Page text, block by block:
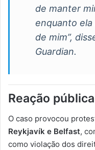
de manter
enquanto
de mim”,
Guardian.
Reação
O caso provocou
Reykjavík e Belfast,
como violação dos